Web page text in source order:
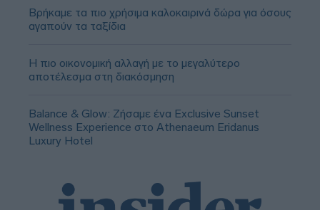
Βρήκαμε τα πιο χρήσιμα καλοκαιρινά δώρα για όσους
αγαπούν τα ταξίδια
Η πιο οικονομική αλλαγή με το μεγαλύτερο
αποτέλεσμα στη διακόσμηση
Balance & Glow: Ζήσαμε ένα Exclusive Sunset
Wellness Experience στο Athenaeum Eridanus
Luxury Hotel